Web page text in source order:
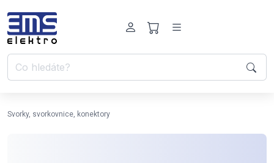
Svorky, svorkovnice, konektory